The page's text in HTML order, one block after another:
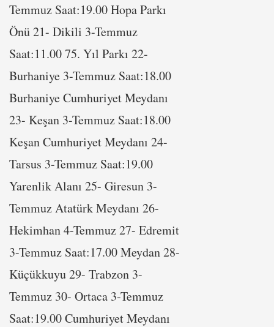
Temmuz Saat:19.00 Hopa Parkı
Önü 21- Dikili 3-Temmuz
Saat:11.00 75. Yıl Parkı 22-
Burhaniye 3-Temmuz Saat:18.00
Burhaniye Cumhuriyet Meydanı
23- Keşan 3-Temmuz Saat:18.00
Keşan Cumhuriyet Meydanı 24-
Tarsus 3-Temmuz Saat:19.00
Yarenlik Alanı 25- Giresun 3-
Temmuz Atatürk Meydanı 26-
Hekimhan 4-Temmuz 27- Edremit
3-Temmuz Saat:17.00 Meydan 28-
Küçükkuyu 29- Trabzon 3-
Temmuz 30- Ortaca 3-Temmuz
Saat:19.00 Cumhuriyet Meydanı